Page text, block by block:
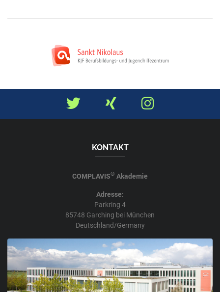
KONTAKT
COMPLAVIS® Akademie
Adresse:
Parkring 4
85748 Garching bei München
Deutschland/Germany